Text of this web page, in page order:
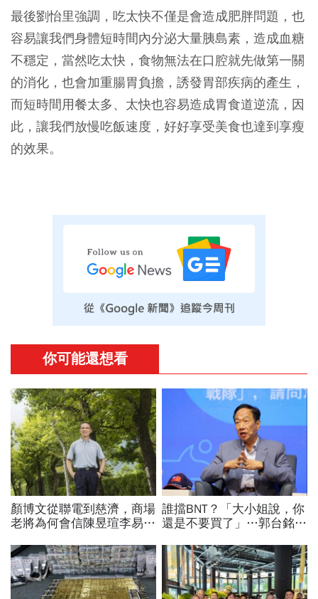
最後劉怡里強調，吃太快不僅是會造成肥胖問題，也
容易讓我們身體短時間內分泌大量胰島素，造成血糖
不穩定，當然吃太快，食物無法在口腔就先做第一關
的消化，也會加重腸胃負擔，誘發胃部疾病的產生，
而短時間用餐太多、太快也容易造成胃食道逆流，因
此，讓我們放慢吃飯速度，好好享受美食也達到享瘦
的效果。